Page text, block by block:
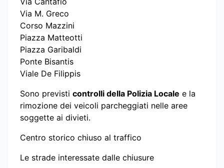
Via M. Greco
Corso Mazzini
Piazza Matteotti
Piazza Garibaldi
Ponte Bisantis
Viale De Filippis
Sono previsti controlli della Polizia Locale e la
rimozione dei veicoli parcheggiati nelle aree
soggette ai divieti.
Centro storico chiuso al traffico
Le strade interessate dalle chiusure